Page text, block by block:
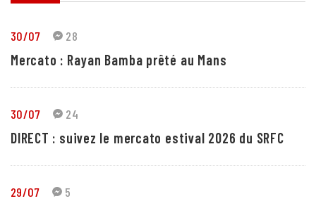
30/07 28
Mercato : Rayan Bamba prêté au Mans
30/07 24
DIRECT : suivez le mercato estival 2026 du SRFC
29/07 5